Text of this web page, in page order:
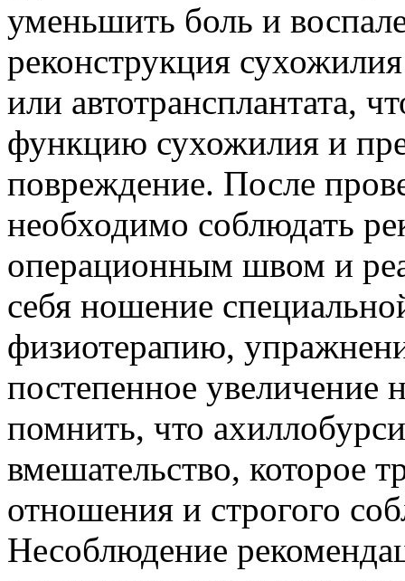
уменьшить боль и
реконструкция
или автотрансплантата,
функцию сухожилия и
повреждение. После
необходимо соблюдать
операционным швом и
себя ношение
физиотерапию,
постепенное увеличение
помнить, что
вмешательство, которое
отношения и строгого
Несоблюдение